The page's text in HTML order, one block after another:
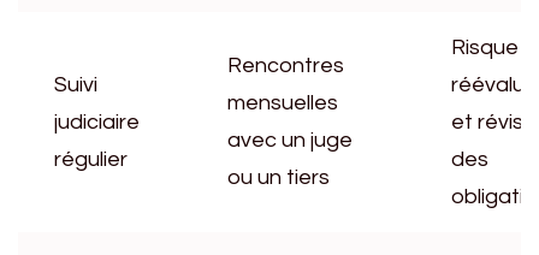
Suivi
judiciaire
régulier
Rencontres
mensuelles
avec un juge
ou un tiers
Risque
et
des